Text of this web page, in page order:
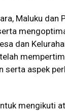
Maluku dan
dan
serta aspek
mengikuti